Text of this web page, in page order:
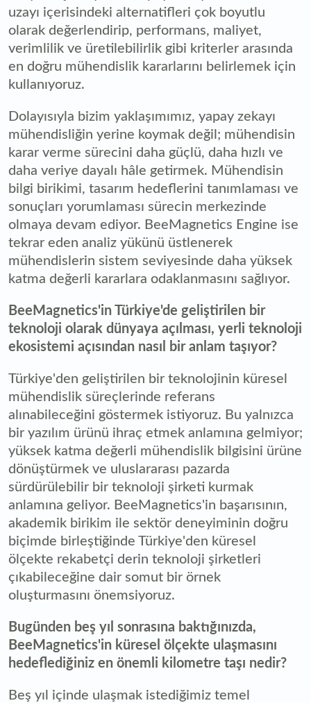
uzayı içerisindeki alternatifleri çok boyutlu
olarak değerlendirip, performans, maliyet,
verimlilik ve üretilebilirlik gibi kriterler arasında
en doğru mühendislik kararlarını belirlemek için
kullanıyoruz.
Dolayısıyla bizim yaklaşımımız, yapay zekayı
mühendisliğin yerine koymak değil; mühendisin
karar verme sürecini daha güçlü, daha hızlı ve
daha veriye dayalı hâle getirmek. Mühendisin
bilgi birikimi, tasarım hedeflerini tanımlaması ve
sonuçları yorumlaması sürecin merkezinde
olmaya devam ediyor. BeeMagnetics Engine ise
tekrar eden analiz yükünü üstlenerek
mühendislerin sistem seviyesinde daha yüksek
katma değerli kararlara odaklanmasını sağlıyor.
BeeMagnetics'in Türkiye'de geliştirilen bir
teknoloji olarak dünyaya açılması, yerli teknoloji
ekosistemi açısından nasıl bir anlam taşıyor?
Türkiye'den geliştirilen bir teknolojinin küresel
mühendislik süreçlerinde referans
alınabileceğini göstermek istiyoruz. Bu yalnızca
bir yazılım ürünü ihraç etmek anlamına gelmiyor;
yüksek katma değerli mühendislik bilgisini ürüne
dönüştürmek ve uluslararası pazarda
sürdürülebilir bir teknoloji şirketi kurmak
anlamına geliyor. BeeMagnetics'in başarısının,
akademik birikim ile sektör deneyiminin doğru
biçimde birleştiğinde Türkiye'den küresel
ölçekte rekabetçi derin teknoloji şirketleri
çıkabileceğine dair somut bir örnek
oluşturmasını önemsiyoruz.
Bugünden beş yıl sonrasına baktığınızda,
BeeMagnetics'in küresel ölçekte ulaşmasını
hedeflediğiniz en önemli kilometre taşı nedir?
Beş yıl içinde ulaşmak istediğimiz temel